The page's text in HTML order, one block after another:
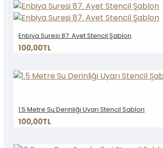
Enbiya Suresi 87. Ayet Stencil Şablon
100,00TL
1.5 Metre Su Derinliği Uyarı Stencil Şablon
100,00TL